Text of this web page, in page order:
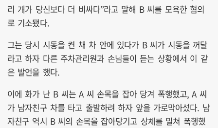
리 개가 당신보다 더 비싸다”라고 말해 B 씨를 모욕한 혐의
로 기소됐다.
그는 당시 시동을 켠 채 차 안에 있다가 B 씨가 시동을 꺼달
라고 하자 다른 주차관리원과 손님들이 듣는 상황에서 이 같
은 발언을 했다.
이에 화가 난 B 씨는 A 씨 손목을 잡아 당겨 폭행했고, A 씨
가 남자친구 차를 타고 출발하려 하자 앞을 가로막아섰다. 남
자친구 역시 B 씨의 손목을 잡아당기고 상체를 밀쳐 폭행했